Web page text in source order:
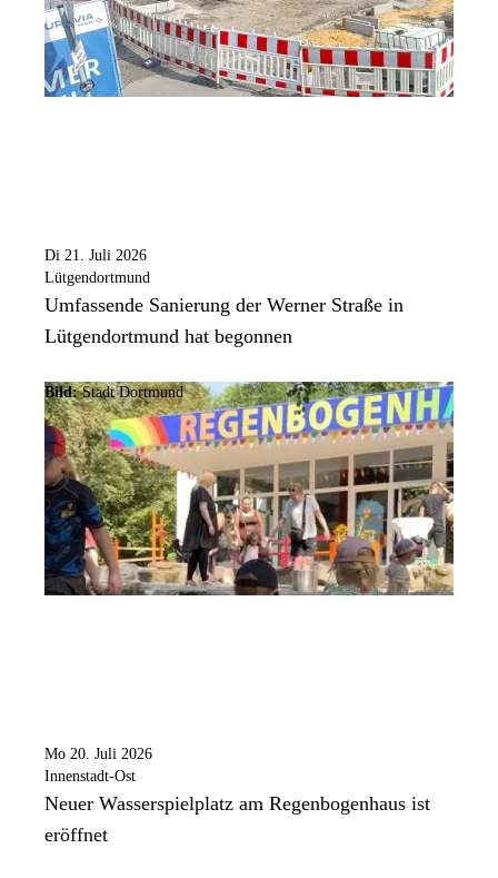
Di 21. Juli 2026
Lütgendortmund
Umfassende Sanierung der Werner Straße in
Lütgendortmund hat begonnen
Bild:Stadt Dortmund
Mo 20. Juli 2026
Innenstadt-Ost
Neuer Wasserspielplatz am Regenbogenhaus ist
eröffnet